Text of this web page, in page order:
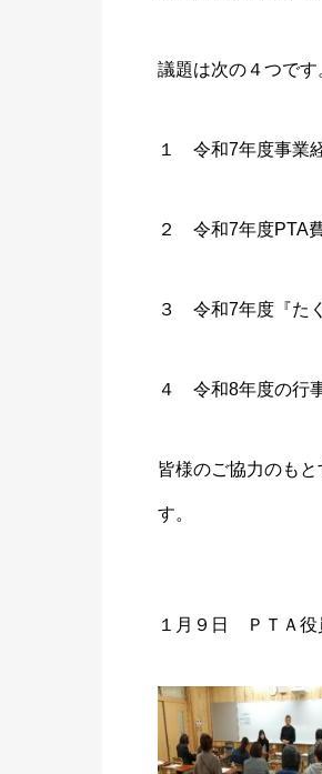
議題は次の４つです
１ 令和7年度事業
２ 令和7年度PTA
３ 令和7年度『た
４ 令和8年度の行
皆様のご協力のも
す。
１月９日 ＰＴＡ役